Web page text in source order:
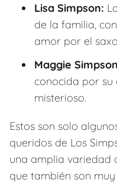
Lisa Simpson:
de la familia,
amor por el
Maggie
conocida por su
misterioso.
Estos son solo
queridos de Los
una amplia variedad
que también son